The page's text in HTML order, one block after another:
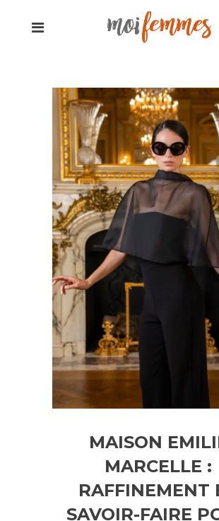
MAISON
MARCELLE :
RAFFINEMENT
SAVOIR-FAIRE